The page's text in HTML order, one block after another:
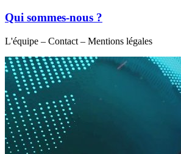
Qui sommes-nous ?
L'équipe – Contact – Mentions légales